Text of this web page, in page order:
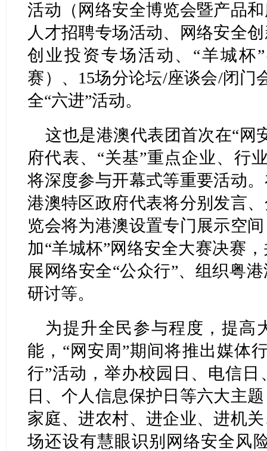
活动（网络安全博览会暨产品
人才招聘专场活动、网络安全
创业投资专场活动、“羊城杯
赛）、15场分论坛/座谈会/闭门
全“六进”活动。
这也是港澳代表团首次在“网
府代表、“关基”重点企业、行
将深度参与开幕式等重要活动
港澳特区政府代表将分别发言
览会将为港澳设置专门展示空
加“羊城杯”网络安全大赛决赛
展网络安全“公众行”、组织粤
研讨等。
为提升全民参与程度，提高
能，“网安周”期间将推出媒体
行”活动，举办校园日、电信
日、个人信息保护日等六大主
家庭、进农村、进企业、进机
场还设有慧眼识别网络安全风